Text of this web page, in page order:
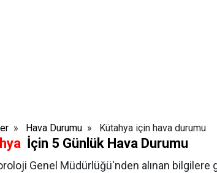
» Hava Durumu » Kütahya için hava durumu
İçin 5 Günlük Hava Durumu
Genel Müdürlüğü'nden alınan